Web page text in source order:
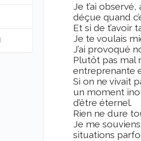
Je t’ai
déçue quand
Et si de t’avoir
Je te voulais
J’ai provoqué
Plutôt pas mal
entreprenante
Si on ne vivait
un moment
d’être éternel.
Rien ne dure
Je me
situations